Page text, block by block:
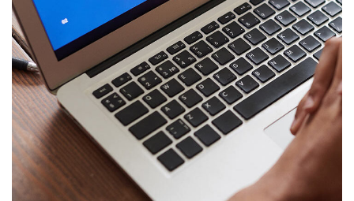
Immersive Experience
TECHNOLOGY